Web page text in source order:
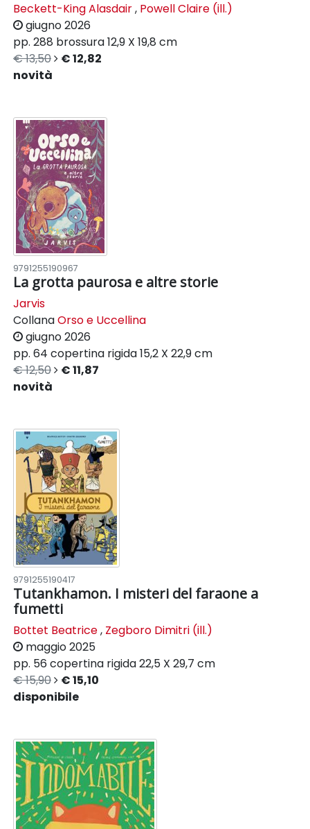
Beckett-King Alasdair, Powell Claire (ill.)
giugno 2026
pp. 288 brossura12,9 X 19,8 cm
€ 13,50
€ 12,82
novità
9791255190967
La grotta paurosa e altre storie
Jarvis
CollanaOrso e Uccellina
giugno 2026
pp. 64 copertina rigida15,2 X 22,9 cm
€ 12,50
€ 11,87
novità
9791255190417
Tutankhamon. I misteri del faraone a
fumetti
Bottet Beatrice, Zegboro Dimitri (ill.)
maggio 2025
pp. 56 copertina rigida22,5 X 29,7 cm
€ 15,90
€ 15,10
disponibile